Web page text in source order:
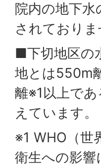
院内の地下
されておりま
■下切地区の
地とは550m
離※1以上で
えています。
※1 WHO（世
衛生への影